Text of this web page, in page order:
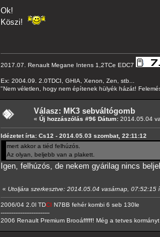
Ok!
Köszi!
2017.07. Renault Megane Intens 1,2TCe EDC7
Ex: 2004.09. 2.0TDCI, GHIA, Xenon, Zen, stb...
"Nem véletlen, hogy nem építenek hülyék házát!
Válasz: MK3 sebváltógomb
« Új hozzászólás #96 Dátum: 2014.05.04
Idézetet írta: Cs12 - 2014.05.03 szombat, 22:11:12
mert akkor a tiéd felhúzós.
Az olyan, beljebb van a plakett.
Igen, felhúzós, de nekem gyárilag nincs
« Utoljára szerkesztve: 2014.05.04 vasárnap, 07:52:15
2006/04 2.0l TDCI N7BB fehér kombi 6 seb 130le
---------------------------
2006 Renault Premium Brooáfffff! Még a tetves